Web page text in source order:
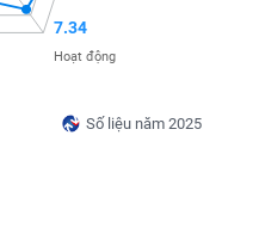
Số liệu năm 2025
7.34
Hoạt động